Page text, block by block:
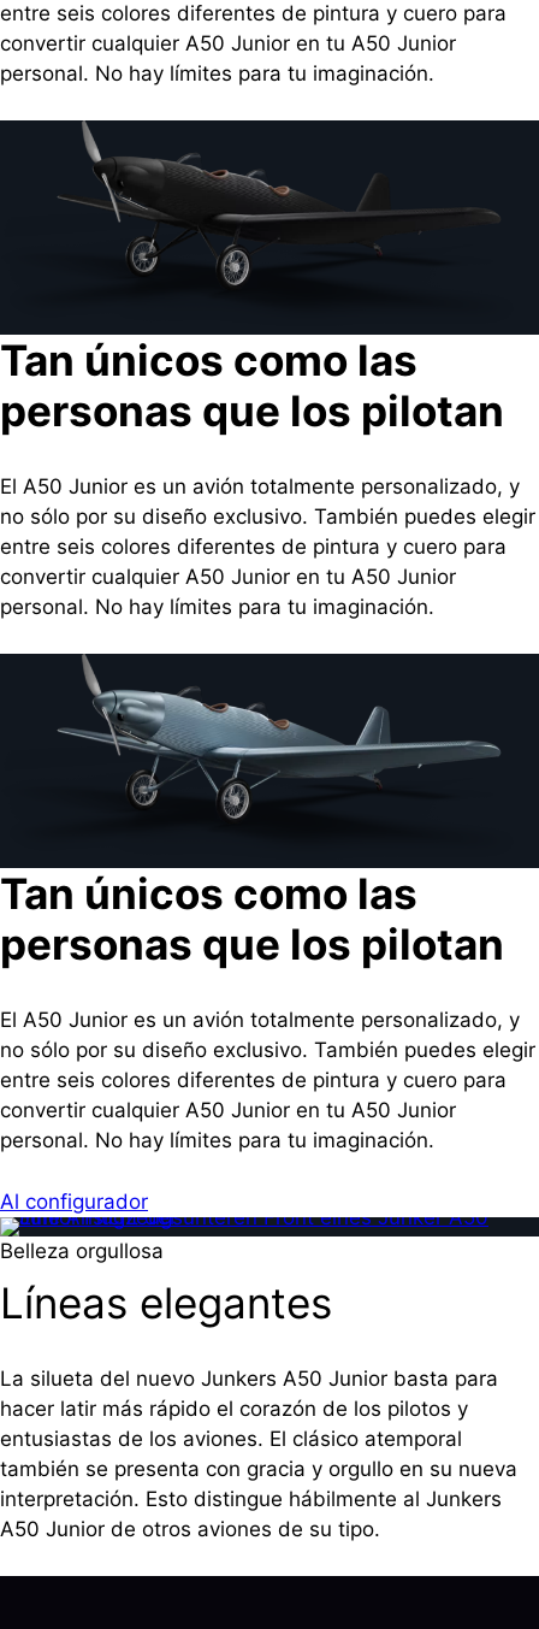
entre seis colores diferentes de pintura y cuero para
convertir cualquier A50 Junior en tu A50 Junior
personal. No hay límites para tu imaginación.
Tan únicos como las
personas que los pilotan
El A50 Junior es un avión totalmente personalizado, y
no sólo por su diseño exclusivo. También puedes elegir
entre seis colores diferentes de pintura y cuero para
convertir cualquier A50 Junior en tu A50 Junior
personal. No hay límites para tu imaginación.
Tan únicos como las
personas que los pilotan
El A50 Junior es un avión totalmente personalizado, y
no sólo por su diseño exclusivo. También puedes elegir
entre seis colores diferentes de pintura y cuero para
convertir cualquier A50 Junior en tu A50 Junior
personal. No hay límites para tu imaginación.
Al configurador
Líneas elegantes
Belleza orgullosa
La silueta del nuevo Junkers A50 Junior basta para
hacer latir más rápido el corazón de los pilotos y
entusiastas de los aviones. El clásico atemporal
también se presenta con gracia y orgullo en su nueva
interpretación. Esto distingue hábilmente al Junkers
A50 Junior de otros aviones de su tipo.